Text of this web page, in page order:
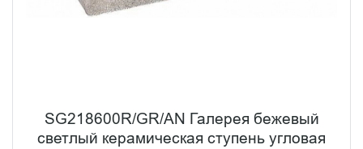
SG218600R/GR/AN Галерея бежевый
светлый керамическая ступень угловая